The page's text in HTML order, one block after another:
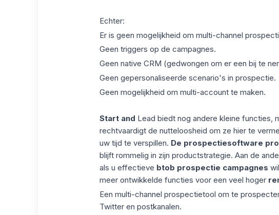
Echter:
Er is geen mogelijkheid om multi-channel
Geen triggers op de campagnes.
Geen native CRM (gedwongen om er een bij te
Geen gepersonaliseerde scenario's in prospectie.
Geen mogelijkheid om multi-account te maken.
Start and Lead biedt nog andere kleine functies,
rechtvaardigt de nutteloosheid om ze hier te
uw tijd te verspillen. De prospectiesoftware
blijft rommelig in zijn productstrategie. Aan de
als u effectieve btob prospectie campagnes
meer ontwikkelde functies voor een veel hoger
Een multi-channel prospectietool om te
Twitter en postkanalen.